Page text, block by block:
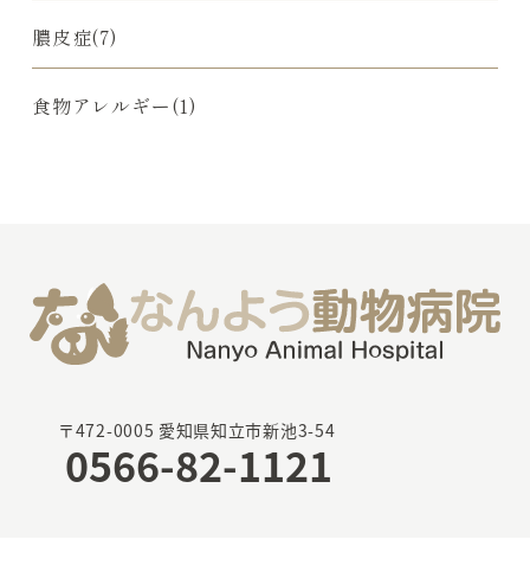
膿皮症(7)
食物アレルギー(1)
〒472-0005 愛知県知立市新池3-54
0566-82-1121